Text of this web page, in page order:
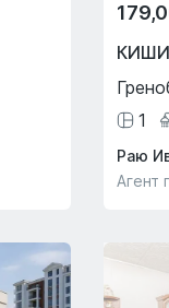
1
Раю
Агент